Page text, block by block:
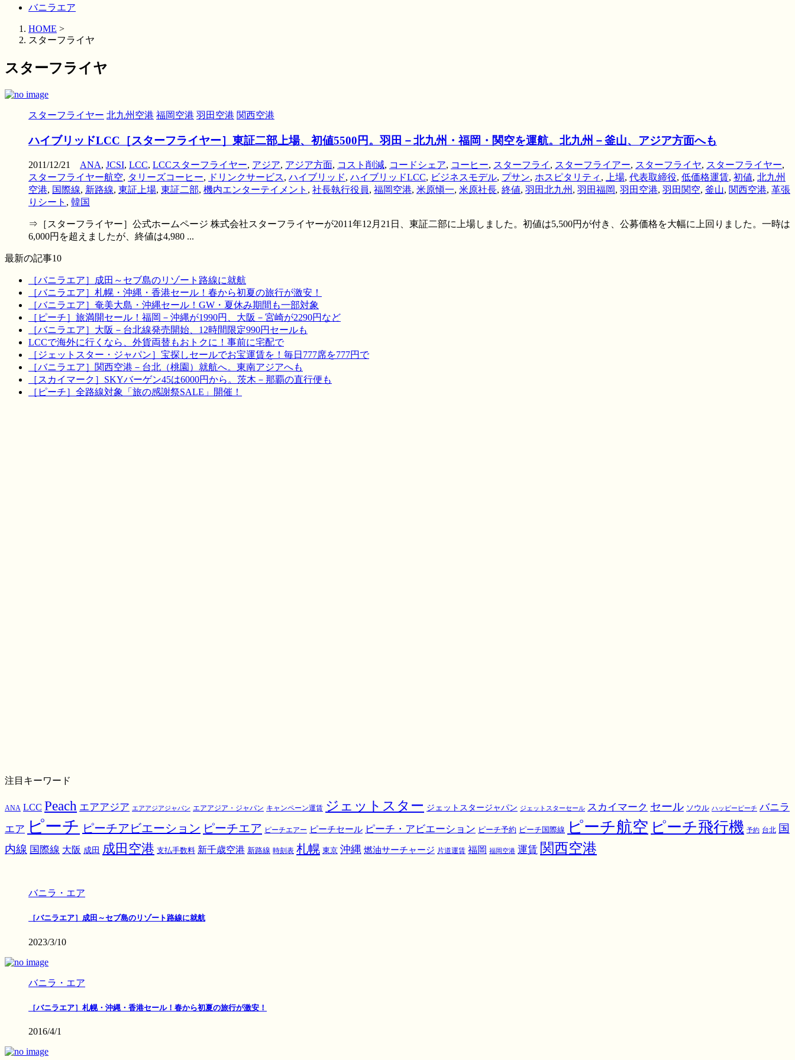
バニラエア
HOME >
スターフライヤ
スターフライヤ
スターフライヤー 北九州空港 福岡空港 羽田空港 関西空港
ハイブリッドLCC［スターフライヤー］東証二部上場、初値5500円。羽田－北九州・福岡・関空を運航。北九州－釜山、アジア方面へも
2011/12/21 ANA, JCSI, LCC, LCCスターフライヤー, アジア, アジア方面, コスト削減, コードシェア, コーヒー, スターフライ , スターフライアー, スターフライヤ, スターフライヤー,
スターフライヤー航空, タリーズコーヒー, ドリンクサービス, ハイブリッド, ハイブリッドLCC, ビジネスモデル, プサン, ホスピタリティ , 上場, 代表取締役, 低価格運賃, 初値, 北九州
空港, 国際線, 新路線, 東証上場, 東証二部, 機内エンターテイメント , 社長執行役員, 福岡空港, 米原愼一, 米原社長, 終値, 羽田北九州 , 羽田福岡, 羽田空港, 羽田関空, 釜山, 関西空港, 革張
りシート , 韓国
⇒［スターフライヤー］公式ホームページ 株式会社スターフライヤーが2011年12月21日、東証二部に上場しました。初値は5,500円が付き、公募価格を大幅に上回りました。一時は
6,000円を超えましたが、終値は4,980 ...
最新の記事10
［バニラエア］成田～セブ島のリゾート路線に就航
［バニラエア］札幌・沖縄・香港セール！春から初夏の旅行が激安！
［バニラエア］奄美大島・沖縄セール！GW・夏休み期間も一部対象
［ピーチ］旅満開セール！福岡－沖縄が1990円、大阪－宮崎が2290円など
［バニラエア］大阪－台北線発売開始、12時間限定990円セールも
LCCで海外に行くなら、外貨両替もおトクに！事前に宅配で
［ジェットスター・ジャパン］宝探しセールでお宝運賃を！毎日777席を777円で
［バニラエア］関西空港－台北（桃園）就航へ。東南アジアへも
［スカイマーク］SKYバーゲン45は6000円から。茨木－那覇の直行便も
［ピーチ］全路線対象「旅の感謝祭SALE」開催！
注目キーワード
ANA LCC Peach エアアジア エアアジアジャパン エアアジア・ジャパン キャンペーン運賃 ジェットスター ジェットスタージャパン ジェットスターセール スカイマーク セール ソウル ハッピーピーチ バニラ
エア ピーチ ピーチアビエーション ピーチエア ピーチエアー ピーチセール ピーチ・アビエーション ピーチ予約 ピーチ国際線 ピーチ航空 ピーチ飛行機 予約 台北 国
内線 国際線 大阪 成田 成田空港 支払手数料 新千歳空港 新路線 時刻表 札幌 東京 沖縄 燃油サーチャージ 片道運賃 福岡 福岡空港 運賃 関西空港
バニラ・エア
［バニラエア］成田～セブ島のリゾート路線に就航
2023/3/10
バニラ・エア
［バニラエア］札幌・沖縄・香港セール！春から初夏の旅行が激安！
2016/4/1